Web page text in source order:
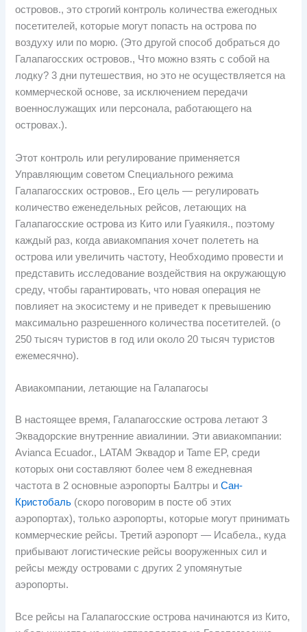
островов., это строгий контроль количества ежегодных
посетителей, которые могут попасть на острова по
воздуху или по морю. (Это другой способ добраться до
Галапагосских островов., Что можно взять с собой на
лодку? 3 дни путешествия, но это не осуществляется на
коммерческой основе, за исключением передачи
военнослужащих или персонала, работающего на
островах.).
Этот контроль или регулирование применяется
Управляющим советом Специального режима
Галапагосских островов., Его цель — регулировать
количество еженедельных рейсов, летающих на
Галапагосские острова из Кито или Гуаякиля., поэтому
каждый раз, когда авиакомпания хочет полететь на
острова или увеличить частоту, Необходимо провести и
представить исследование воздействия на окружающую
среду, чтобы гарантировать, что новая операция не
повлияет на экосистему и не приведет к превышению
максимально разрешенного количества посетителей. (о
250 тысяч туристов в год или около 20 тысяч туристов
ежемесячно).
Авиакомпании, летающие на Галапагосы
В настоящее время, Галапагосские острова летают 3
Эквадорские внутренние авиалинии. Эти авиакомпании:
Avianca Ecuador., LATAM Эквадор и Tame EP, среди
которых они составляют более чем 8 ежедневная
частота в 2 основные аэропорты Балтры иСан-
Кристобаль (скоро поговорим в посте об этих
аэропортах), только аэропорты, которые могут принимать
коммерческие рейсы. Третий аэропорт — Исабела., куда
прибывают логистические рейсы вооруженных сил и
рейсы между островами с других 2 упомянутые
аэропорты.
Все рейсы на Галапагосские острова начинаются из Кито,